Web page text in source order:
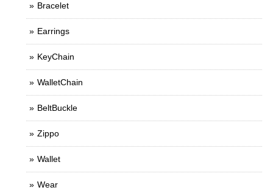
Bracelet
Earrings
KeyChain
WalletChain
BeltBuckle
Zippo
Wallet
Wear